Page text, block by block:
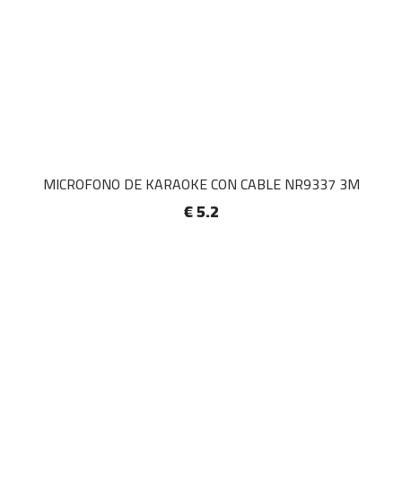
MICROFONO DE KARAOKE CON CABLE NR9337 3M
€ 5.2